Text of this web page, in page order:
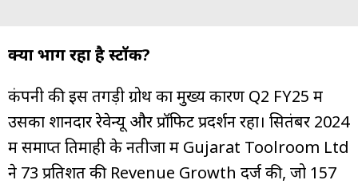
क्यों भाग रहा है स्टॉक?
कंपनी की इस तगड़ी ग्रोथ का मुख्य कारण Q2 FY25 में
उसका शानदार रेवेन्यू और प्रॉफिट प्रदर्शन रहा। सितंबर 2024
में समाप्त तिमाही के नतीजों में Gujarat Toolroom Ltd
ने 73 प्रतिशत की Revenue Growth दर्ज की, जो ₹157